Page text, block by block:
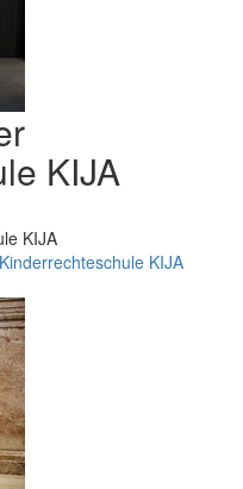
KIJA
KIJA
KIJA